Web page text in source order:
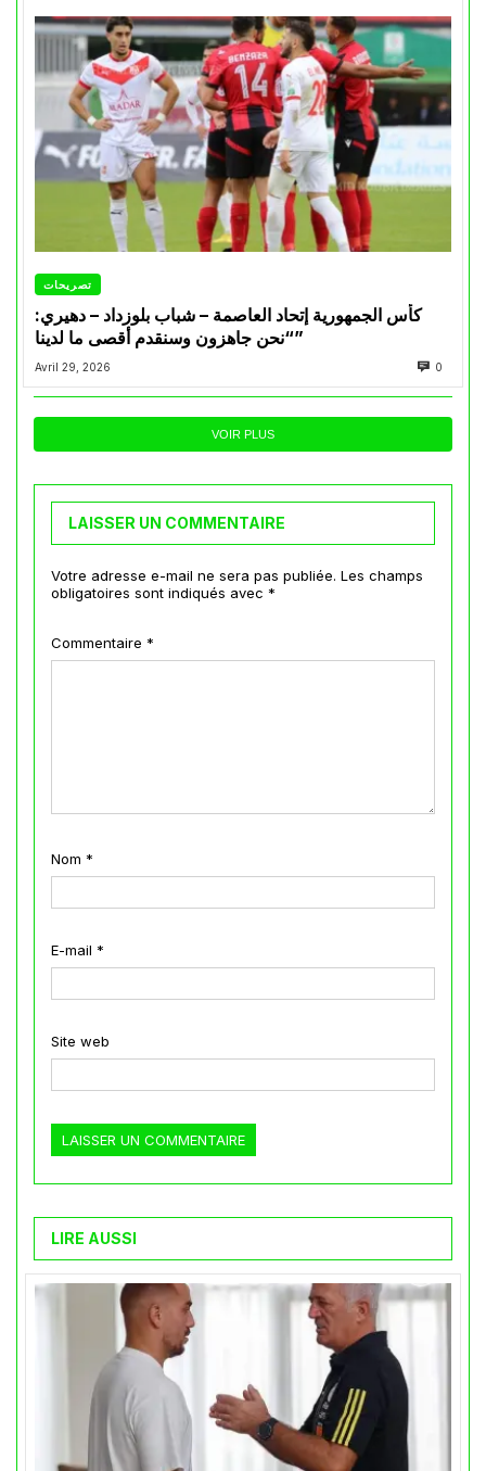
تصريحات
كأس الجمهورية إتحاد العاصمة – شباب بلوزداد – دهيري:
“نحن جاهزون وسنقدم أقصى ما لدينا”
Avril 29, 2026 0
VOIR PLUS
LAISSER UN COMMENTAIRE
Votre adresse e-mail ne sera pas publiée. Les champs
obligatoires sont indiqués avec *
Commentaire *
Nom *
E-mail *
Site web
LIRE AUSSI